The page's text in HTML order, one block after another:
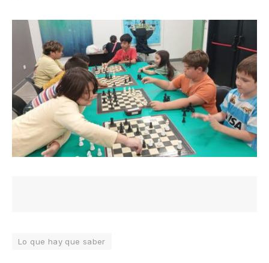
Lo que hay que saber